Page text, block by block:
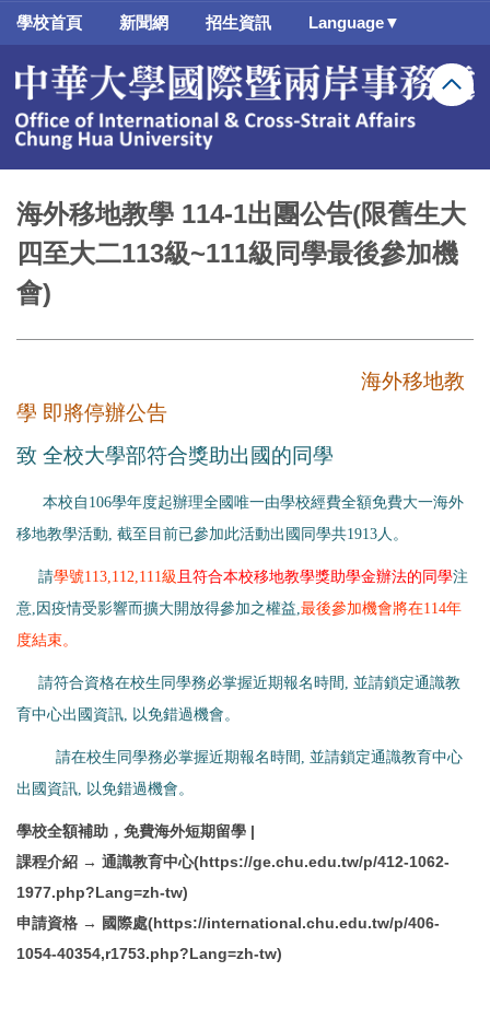
跳
要
容
學校首頁 新聞網 招生資訊 Language▼
海外移地教學 114-1出團公告(限舊生大
四至大二113級~111級同學最後參加機
會)
海外移地教
學 即將停辦公告
致 全校大學部符合獎助出國的同學
本校自 106學年度起辦理全國唯一由學校經費全額免費大一海外
移地教學活動, 截至目前已參加此活動出國同學共1913人。
請學號113,112,111級 且符合本校移地教學獎助學金辦法的同學注
意, 因疫情受影響而擴大開放得參加之權益,最後參加機會將在114年
度結束。
請符合資格在校生同學務必掌握近期報名時間 , 並請鎖定通識教
育中心出國資訊, 以免錯過機會。
請在校生同學務必掌握近期報名時間 , 並請鎖定通識教育中心
出國資訊, 以免錯過機會。
學校全額補助，免費海外短期留學 |
課程介紹 → 通識教育中心(https://ge.chu.edu.tw/p/412-1062-
1977.php?Lang=zh-tw)
申請資格 → 國際處(https://international.chu.edu.tw/p/406-
1054-40354,r1753.php?Lang=zh-tw)